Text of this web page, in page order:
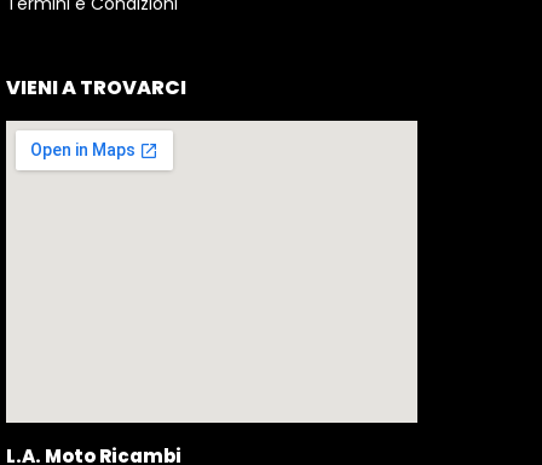
VIENI A TROVARCI
L.A. Moto Ricambi